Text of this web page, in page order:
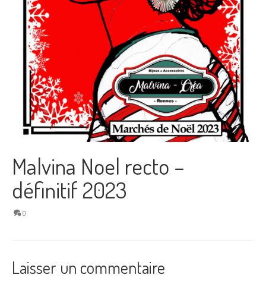
Malvina Noel recto –
définitif 2023
0
Laisser un commentaire